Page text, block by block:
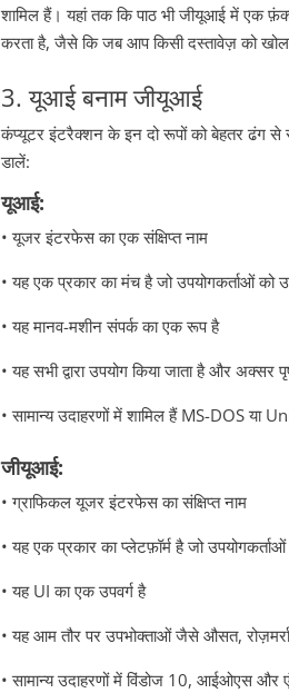
शामिल हैं। यहां तक कि पाठ भी जीयूआई में एक
करता है, जैसे कि जब आप किसी दस्तावेज़ को
3. यूआई बनाम जीयूआई
कंप्यूटर इंटरैक्शन के इन दो रूपों को बेहतर ढंग
डालें:
यूआई:
• यूजर इंटरफेस का एक संक्षिप्त नाम
• यह एक प्रकार का मंच है जो उपयोगकर्ताओं
• यह मानव-मशीन संपर्क का एक रूप है
• यह सभी द्वारा उपयोग किया जाता है और
• सामान्य उदाहरणों में शामिल हैं MS-DOS या
जीयूआई:
• ग्राफिकल यूजर इंटरफेस का संक्षिप्त नाम
• यह एक प्रकार का प्लेटफ़ॉर्म है जो
• यह UI का एक उपवर्ग है
• यह आम तौर पर उपभोक्ताओं जैसे औसत, रोज़मर्रा
• सामान्य उदाहरणों में विंडोज 10, आईओएस और